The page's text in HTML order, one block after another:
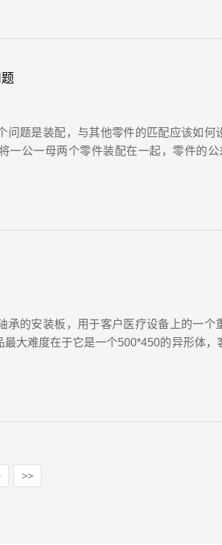
问题是装配，与其他零件的匹配应该如何
一公一母两个零件装配在一起，零件的公
在一起，就像现在纸上展示的那样，如果
承的安装板，用于客户医疗设备上的一个
大难度在于它是一个500*450的异形体，
度孔，所有的孔径公差都不超过0.01mm
>>